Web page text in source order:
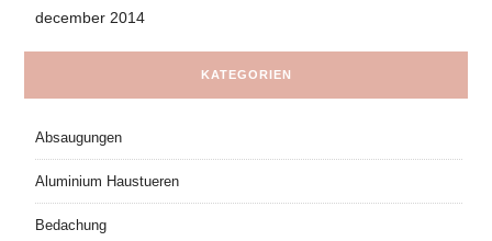
december 2014
KATEGORIEN
Absaugungen
Aluminium Haustueren
Bedachung